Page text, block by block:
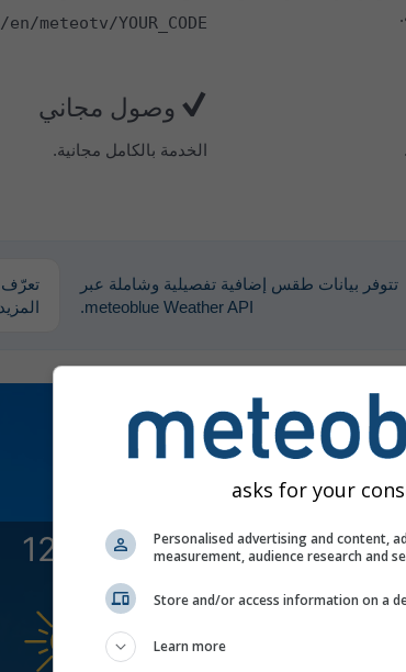
meteotv/YOUR_CODE
وصول مجاني
الخدمة بالكامل مجانية.
تتوفر بيانات طقس إضافية تفصيلية وشاملة عبر
meteoblue Weather API.
المزيد
asks for your
Personalised advertising and content,
measurement, audience research and
Store and/or access information on a
Learn more